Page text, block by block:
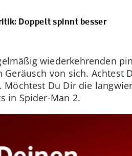
Doppelt spinnt besser
wiederkehrenden
von sich. Achtest
Du Dir die
in Spider-Man 2.